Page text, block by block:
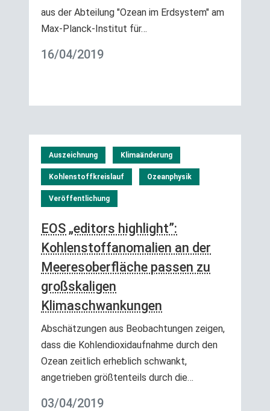
aus der Abteilung "Ozean im Erdsystem" am
Max-Planck-Institut für…
16/04/2019
Auszeichnung Klimaänderung
Kohlenstoffkreislauf Ozeanphysik
Veröffentlichung
EOS „editors highlight”:
Kohlenstoffanomalien an der
Meeresoberfläche passen zu
großskaligen
Klimaschwankungen
Abschätzungen aus Beobachtungen zeigen,
dass die Kohlendioxidaufnahme durch den
Ozean zeitlich erheblich schwankt,
angetrieben größtenteils durch die…
03/04/2019